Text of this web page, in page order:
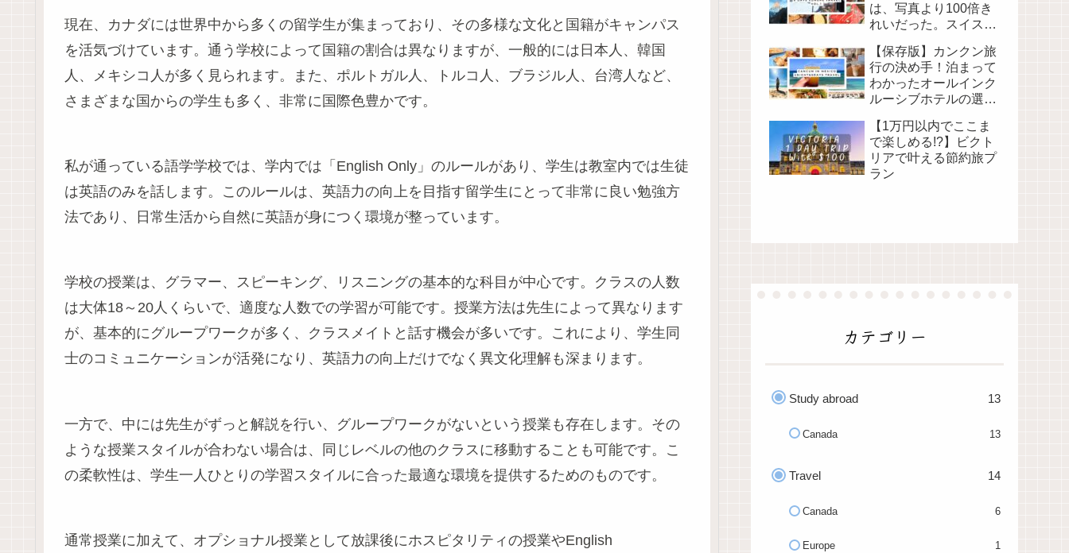
現在、カナダには世界中から多くの留学生が集まっており、その多様な文化と国籍がキャンパス
を活気づけています。通う学校によって国籍の割合は異なりますが、一般的には日本人、韓国
人、メキシコ人が多く見られます。また、ポルトガル人、トルコ人、ブラジル人、台湾人など、
さまざまな国からの学生も多く、非常に国際色豊かです。
私が通っている語学学校では、学内では「English Only」のルールがあり、学生は教室内では生徒
は英語のみを話します。このルールは、英語力の向上を目指す留学生にとって非常に良い勉強方
法であり、日常生活から自然に英語が身につく環境が整っています。
学校の授業は、グラマー、スピーキング、リスニングの基本的な科目が中心です。クラスの人数
は大体18～20人くらいで、適度な人数での学習が可能です。授業方法は先生によって異なります
が、基本的にグループワークが多く、クラスメイトと話す機会が多いです。これにより、学生同
士のコミュニケーションが活発になり、英語力の向上だけでなく異文化理解も深まります。
一方で、中には先生がずっと解説を行い、グループワークがないという授業も存在します。その
ような授業スタイルが合わない場合は、同じレベルの他のクラスに移動することも可能です。こ
の柔軟性は、学生一人ひとりの学習スタイルに合った最適な環境を提供するためのものです。
通常授業に加えて、オプショナル授業として放課後にホスピタリティの授業やEnglish
は、写真より100倍き
れいだった。スイス女
【保存版】カンクン旅
行の決め手！泊まって
わかったオールインク
ルーシブホテルの選び
【1万円以内でここま
で楽しめる!?】ビクト
リアで叶える節約旅プ
ラン
カテゴリー
Study abroad 13
Canada 13
Travel 14
Canada 6
Europe 1